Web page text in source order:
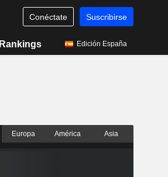
Conéctate Suscribirse
Rankings Edición España
Europa América Asia